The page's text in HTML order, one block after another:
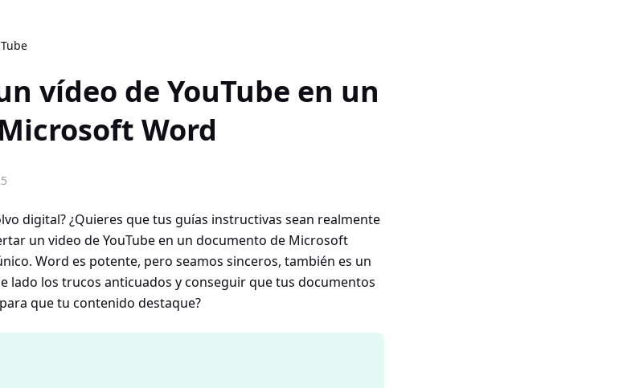
vídeo de YouTube en un
Word
digital? ¿Quieres que tus guías instructivas sean realmente
un video de YouTube en un documento de Microsoft
Word es potente, pero seamos sinceros, también es un
lado los trucos anticuados y conseguir que tus documentos
que tu contenido destaque?